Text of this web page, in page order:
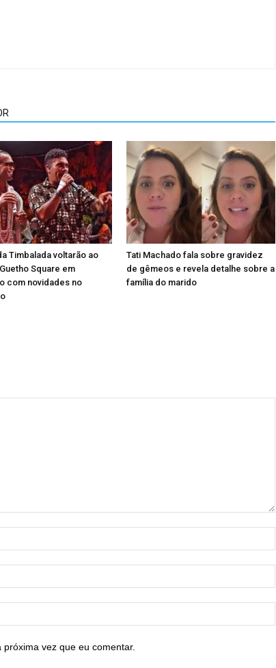
Timbalada voltarão ao
Square em
com novidades no
Tati Machado fala sobre gravidez
de gêmeos e revela detalhe sobre a
família do marido
vez que eu comentar.